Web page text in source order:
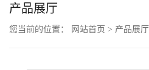
页
公
产品展厅
您当前的位置： 网站首页 > 产品展厅